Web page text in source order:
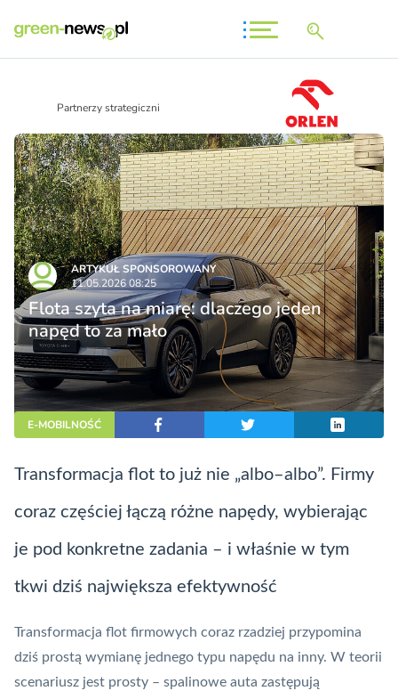
Partnerzy strategiczni
ARTYKUŁ SPONSOROWANY
11.05.2026 08:25
Flota szyta na miarę: dlaczego jeden
napęd to za mało
E-MOBILNOŚĆ
Transformacja flot to już nie „albo–albo”. Firmy
coraz częściej łączą różne napędy, wybierając
je pod konkretne zadania – i właśnie w tym
tkwi dziś największa efektywność
Transformacja flot firmowych coraz rzadziej przypomina
dziś prostą wymianę jednego typu napędu na inny. W teorii
scenariusz jest prosty – spalinowe auta zastępują